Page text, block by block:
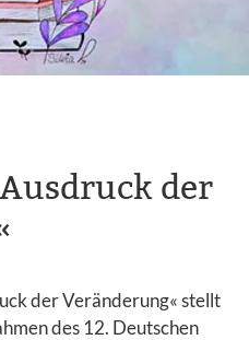
der
der Veränderung« stellt
des 12. Deutschen